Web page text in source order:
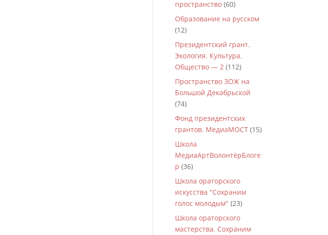
пространство (60)
Образование на русском
(12)
Президентский грант.
Экология. Культура.
Общество — 2 (112)
Пространство ЗОЖ на
Большой Декабрьской
(74)
Фонд президентских
грантов. МедиаМОСТ (15)
Школа
МедиаАртВолонтёрБлоге
р (36)
Школа ораторского
искусства "Сохраним
голос молодым" (23)
Школа ораторского
мастерства. Сохраним